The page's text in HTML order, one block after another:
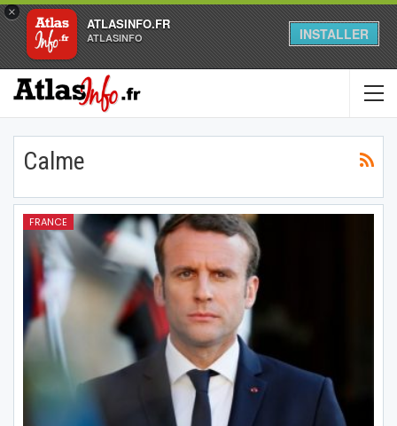
×
ATLASINFO.FR
ATLASINFO INSTALLER
Calme
FRANCE